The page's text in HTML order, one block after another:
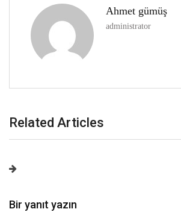
Ahmet gümüş
administrator
Related Articles
Bir yanıt yazın